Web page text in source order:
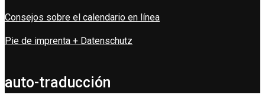
Consejos sobre el calendario en línea
Pie de imprenta + Datenschutz
auto-traducción